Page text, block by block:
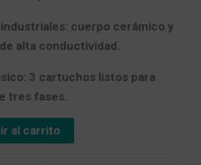
cuerpo cerámico y
alta conductividad.
3 cartuchos listos para
tres fases.
al carrito